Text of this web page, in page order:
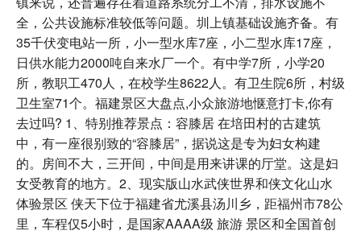
全，公共设施标准较低等问题。圳上镇基础设施齐备。有
35千伏变电站一所，小一型水库7座，小二型水库17座，
日供水能力2000吨自来水厂一个。有中学7所，小学20
所，教职工470人，在校学生8622人。有卫生院6所，村级
卫生室71个。福建景区大盘点,小众旅游地惬意打卡,你有
去过吗? 1、特别推荐景点：容膝居 在培田村的古建筑
中，有一座很别致的“容膝居”，据说这是专为妇女构建
的。房间不大，三开间，中间是用来讲课的厅堂。这是妇
女受教育的地方。2、现实版山水武侠世界和侠文化山水
体验景区 侠天下位于福建省尤溪县汤川乡，距福州市78公
里，车程仅5小时，是国家AAAA级 旅游 景区和全国首创